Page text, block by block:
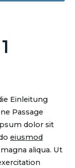
Einleitung
Passage
dolor sit
eiusmod
aliqua. Ut